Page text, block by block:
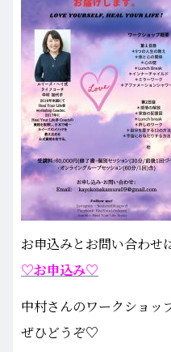
お申込みとお問い合わせ
♡お申込み♡
中村さんのワークショッ
ぜひどうぞ♡